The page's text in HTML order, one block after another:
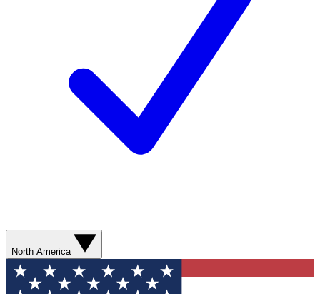
North America